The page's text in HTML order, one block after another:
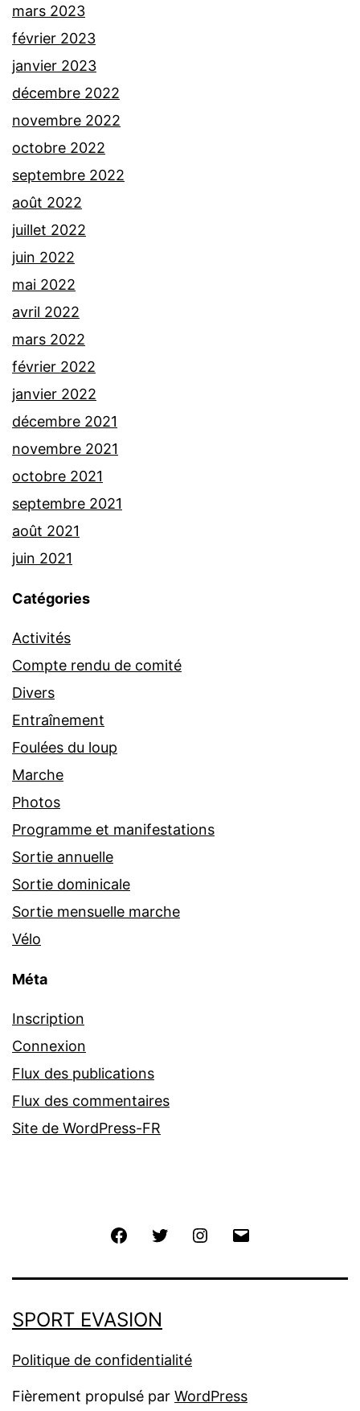
mars 2023
février 2023
janvier 2023
décembre 2022
novembre 2022
octobre 2022
septembre 2022
août 2022
juillet 2022
juin 2022
mai 2022
avril 2022
mars 2022
février 2022
janvier 2022
décembre 2021
novembre 2021
octobre 2021
septembre 2021
août 2021
juin 2021
Catégories
Activités
Compte rendu de comité
Divers
Entraînement
Foulées du loup
Marche
Photos
Programme et manifestations
Sortie annuelle
Sortie dominicale
Sortie mensuelle marche
Vélo
Méta
Inscription
Connexion
Flux des publications
Flux des commentaires
Site de WordPress-FR
FacebookTwitter Instagram
SPORT EVASION
Politique de confidentialité
Fièrement propulsé par WordPress